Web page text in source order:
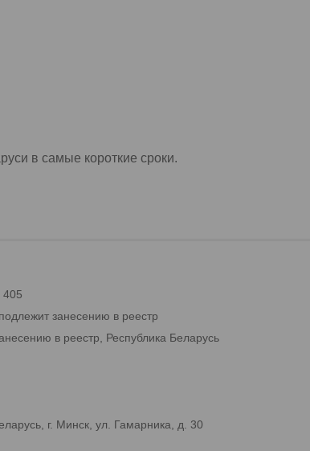
в самые короткие сроки.
405
занесению в реестр
в реестр, Республика Беларусь
г. Минск, ул. Гамарника, д. 30